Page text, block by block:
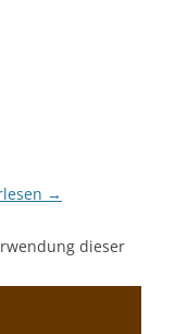
→
dieser